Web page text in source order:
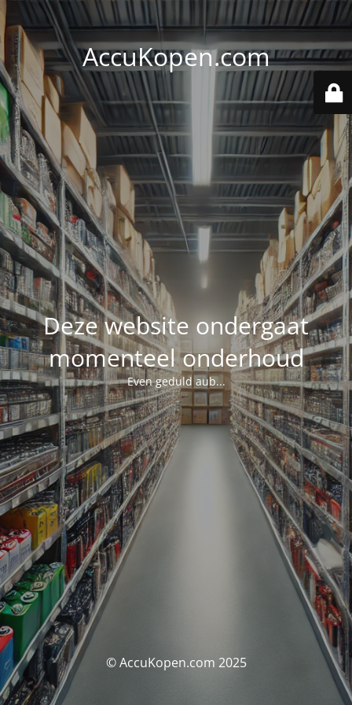
AccuKopen.com
Deze website ondergaat
momenteel onderhoud
Even geduld aub...
© AccuKopen.com 2025